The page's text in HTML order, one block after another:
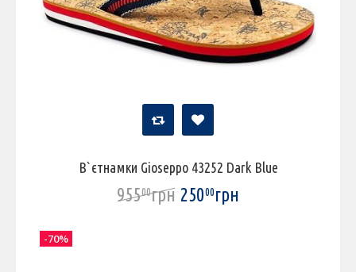
В`єтнамки Gioseppo 43252 Dark Blue
95500грн 25000грн
-70%